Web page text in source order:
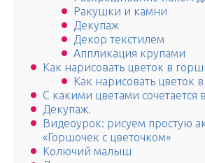
Ракушки и камни
Декупаж
Декор текстилем
Аппликация крупами
Как нарисовать цветок в
Как нарисовать цветок
С какими цветами сочетается
Декупаж.
Видеоурок: рисуем простую
«Горшочек с цветочком»
Колючий малыш